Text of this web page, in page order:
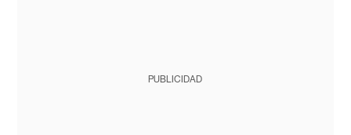
PUBLICIDAD